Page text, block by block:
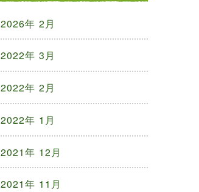
2026年 2月
2022年 3月
2022年 2月
2022年 1月
2021年 12月
2021年 11月